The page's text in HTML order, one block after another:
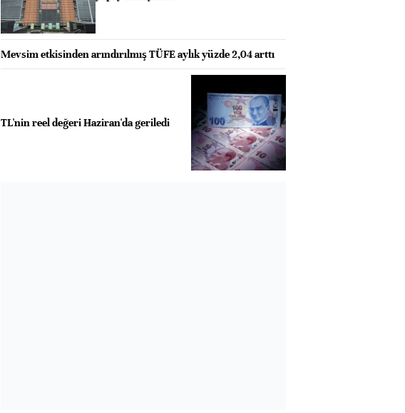
Mevsim etkisinden arındırılmış TÜFE aylık yüzde 2,04 arttı
TL'nin reel değeri Haziran'da geriledi